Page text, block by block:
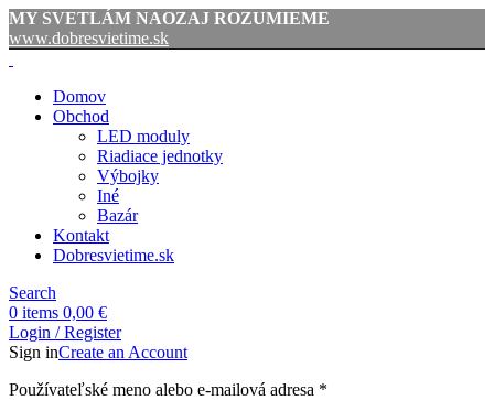
MY SVETLÁM NAOZAJ ROZUMIEME
www.dobresvietime.sk
Domov
Obchod
LED moduly
Riadiace jednotky
Výbojky
Iné
Bazár
Kontakt
Dobresvietime.sk
Search
0 items 0,00 €
Login / Register
Sign inCreate an Account
Používateľské meno alebo e-mailová adresa *